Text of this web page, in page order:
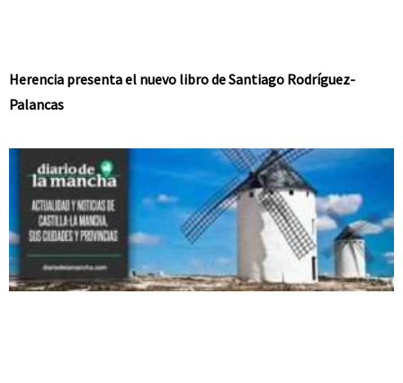
Herencia presenta el nuevo libro de Santiago Rodríguez-
Palancas